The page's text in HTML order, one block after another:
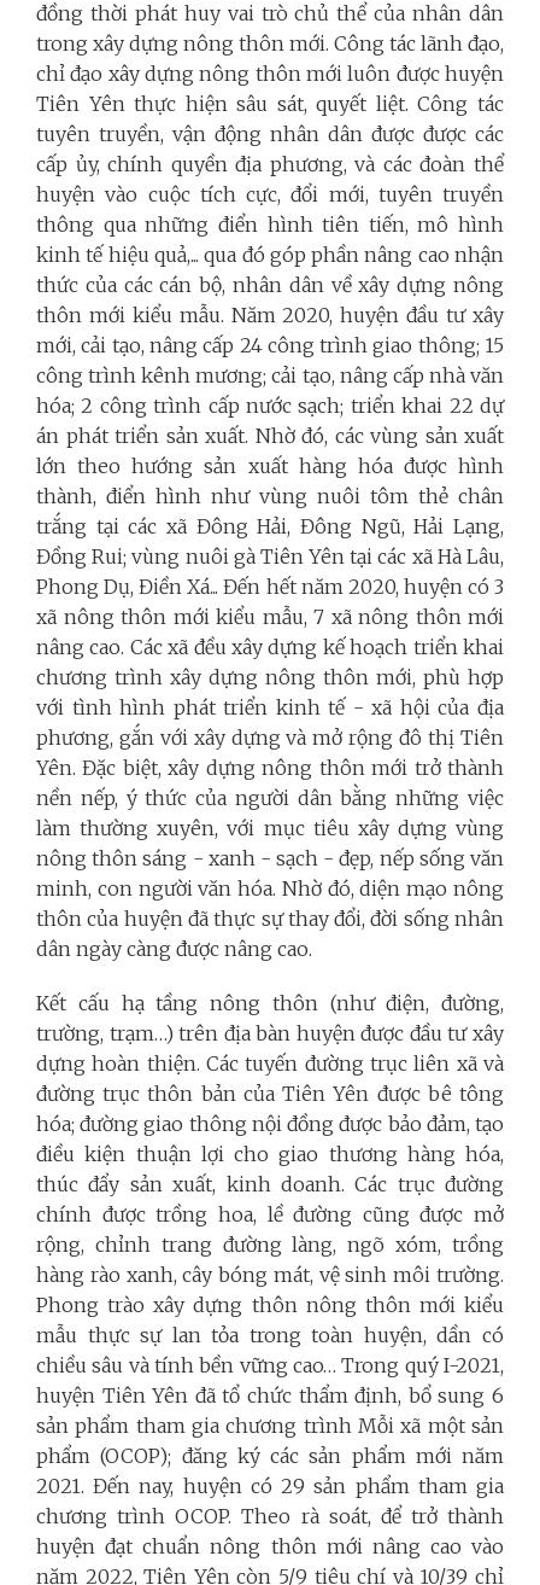
đồng thời phát huy vai trò chủ thể của nhân dân
trong xây dựng nông thôn mới. Công tác lãnh đạo,
chỉ đạo xây dựng nông thôn mới luôn được huyện
Tiên Yên thực hiện sâu sát, quyết liệt. Công tác
tuyên truyền, vận động nhân dân được được các
cấp ủy, chính quyền địa phương, và các đoàn thể
huyện vào cuộc tích cực, đổi mới, tuyên truyền
thông qua những điển hình tiên tiến, mô hình
kinh tế hiệu quả,... qua đó góp phần nâng cao nhận
thức của các cán bộ, nhân dân về xây dựng nông
thôn mới kiểu mẫu. Năm 2020, huyện đầu tư xây
mới, cải tạo, nâng cấp 24 công trình giao thông; 15
công trình kênh mương; cải tạo, nâng cấp nhà văn
hóa; 2 công trình cấp nước sạch; triển khai 22 dự
án phát triển sản xuất. Nhờ đó, các vùng sản xuất
lớn theo hướng sản xuất hàng hóa được hình
thành, điển hình như vùng nuôi tôm thẻ chân
trắng tại các xã Đông Hải, Đông Ngũ, Hải Lạng,
Đồng Rui; vùng nuôi gà Tiên Yên tại các xã Hà Lâu,
Phong Dụ, Điền Xá... Đến hết năm 2020, huyện có 3
xã nông thôn mới kiểu mẫu, 7 xã nông thôn mới
nâng cao. Các xã đều xây dựng kế hoạch triển khai
chương trình xây dựng nông thôn mới, phù hợp
với tình hình phát triển kinh tế - xã hội của địa
phương, gắn với xây dựng và mở rộng đô thị Tiên
Yên. Đặc biệt, xây dựng nông thôn mới trở thành
nền nếp, ý thức của người dân bằng những việc
làm thường xuyên, với mục tiêu xây dựng vùng
nông thôn sáng - xanh - sạch - đẹp, nếp sống văn
minh, con người văn hóa. Nhờ đó, diện mạo nông
thôn của huyện đã thực sự thay đổi, đời sống nhân
dân ngày càng được nâng cao.
Kết cấu hạ tầng nông thôn (như điện, đường,
trường, trạm…) trên địa bàn huyện được đầu tư xây
dựng hoàn thiện. Các tuyến đường trục liên xã và
đường trục thôn bản của Tiên Yên được bê tông
hóa; đường giao thông nội đồng được bảo đảm, tạo
điều kiện thuận lợi cho giao thương hàng hóa,
thúc đẩy sản xuất, kinh doanh. Các trục đường
chính được trồng hoa, lề đường cũng được mở
rộng, chỉnh trang đường làng, ngõ xóm, trồng
hàng rào xanh, cây bóng mát, vệ sinh môi trường.
Phong trào xây dựng thôn nông thôn mới kiểu
mẫu thực sự lan tỏa trong toàn huyện, dần có
chiều sâu và tính bền vững cao… Trong quý I-2021,
huyện Tiên Yên đã tổ chức thẩm định, bổ sung 6
sản phẩm tham gia chương trình Mỗi xã một sản
phẩm (OCOP); đăng ký các sản phẩm mới năm
2021. Đến nay, huyện có 29 sản phẩm tham gia
chương trình OCOP. Theo rà soát, để trở thành
huyện đạt chuẩn nông thôn mới nâng cao vào
năm 2022, Tiên Yên còn 5/9 tiêu chí và 10/39 chỉ